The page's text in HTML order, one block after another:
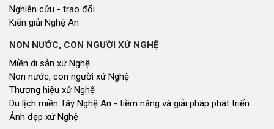
Nghiên cứu - trao đổi
Kiến giải Nghệ An
NON NƯỚC, CON NGƯỜI XỨ NGHỆ
Miền di sản xứ Nghệ
Non nước, con người xứ Nghệ
Thương hiệu xứ Nghệ
Du lịch miền Tây Nghệ An - tiềm năng và giải pháp phát triển
Ảnh đẹp xứ Nghệ